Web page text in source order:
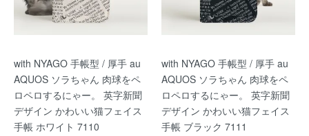
with NYAGO 手帳型 / 厚手 au
AQUOS ソラちゃん 肉球をペ
ロペロするにゃー。 英字新聞
デザイン かわいい猫フェイス
手帳 ホワイト 7110
with NYAGO 手帳型 / 厚手 au
AQUOS ソラちゃん 肉球をペ
ロペロするにゃー。 英字新聞
デザイン かわいい猫フェイス
手帳 ブラック 7111